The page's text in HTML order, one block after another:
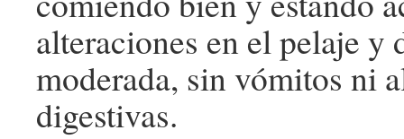
alteraciones en el pelaje y
moderada, sin vómitos ni
digestivas.